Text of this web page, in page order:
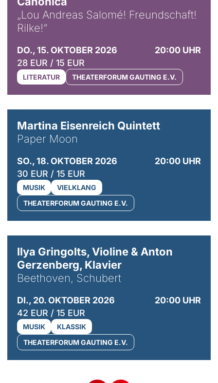
„Lou Andreas Salomé! Freundschaft!
Rilke!“
DO., 15. OKTOBER 2026
20:00 UHR
28 EUR / 15 EUR
LITERATUR THEATERFORUM GAUTING E.V.
Martina Eisenreich Quintett
Paper Moon
SO., 18. OKTOBER 2026
20:00 UHR
30 EUR / 15 EUR
MUSIK
VIELKLANG
THEATERFORUM GAUTING E.V.
Ilya Gringolts, Violine & Anton
Gerzenberg, Klavier
Beethoven, Schubert
DI., 20. OKTOBER 2026
20:00 UHR
42 EUR / 15 EUR
MUSIK
KLASSIK
THEATERFORUM GAUTING E.V.